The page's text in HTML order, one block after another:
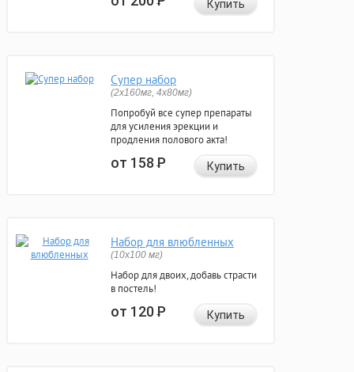
Купить
Супер набор
(2х160мг, 4х80мг)
Попробуй все супер препараты
для усиления эрекции и
продления полового акта!
от 158Р Купить
Набор для влюбленных
(10х100 мг)
Набор для двоих, добавь страсти
в постель!
от 120Р Купить